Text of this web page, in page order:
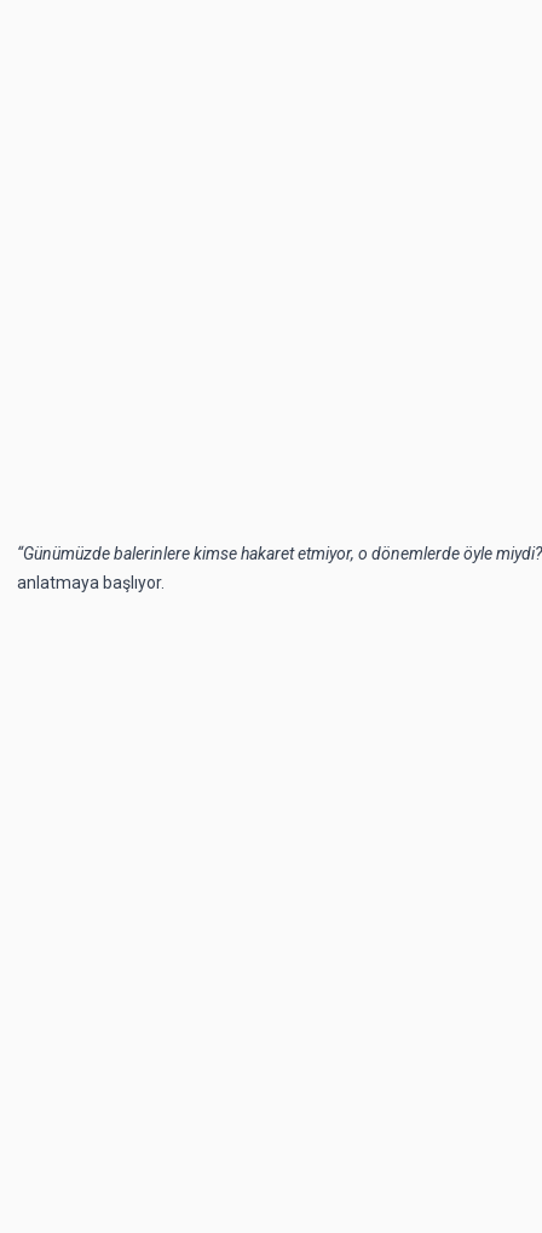
“Günümüzde balerinlere kimse hakaret etmiyor, o dönemlerde öyle
anlatmaya başlıyor.